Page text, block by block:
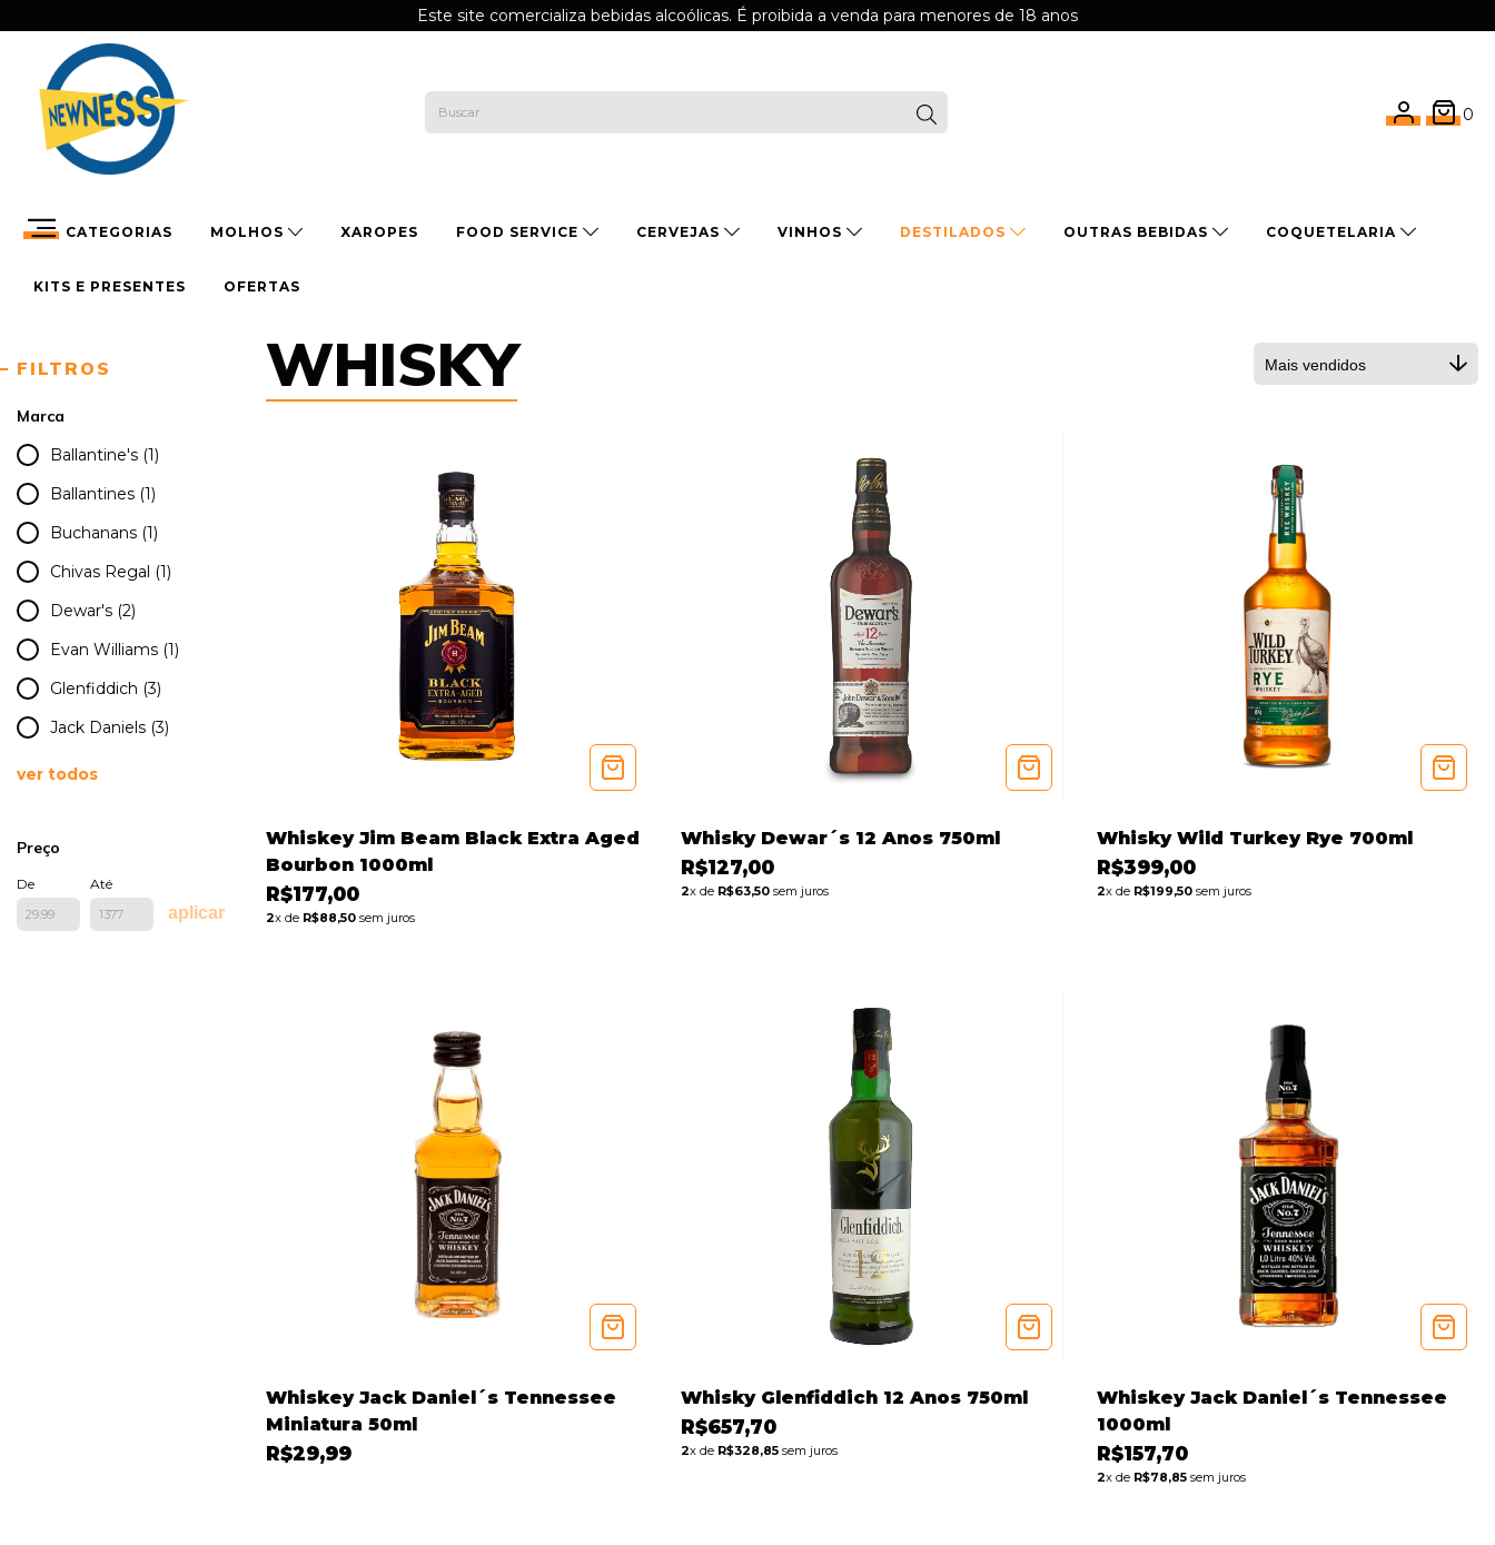
Este site comercializa bebidas alcoólicas. É proibida a venda para menores de 18 anos
0
CATEGORIAS MOLHOS XAROPES FOOD SERVICE CERVEJAS VINHOS DESTILADOS OUTRAS BEBIDAS COQUETELARIA
KITS E PRESENTES OFERTAS
FILTROS
Marca
Ballantine's (1)
Ballantines (1)
Buchanans (1)
Chivas Regal (1)
Dewar's (2)
Evan Williams (1)
Glenfiddich (3)
Jack Daniels (3)
ver todos
Preço
De Até
aplicar
WHISKY
Whiskey Jim Beam Black Extra Aged
Bourbon 1000ml
R$177,00
2x de R$88,50 sem juros
Whisky Dewar´s 12 Anos 750ml
R$127,00
2x de R$63,50 sem juros
Whisky Wild Turkey Rye 700ml
R$399,00
2x de R$199,50sem juros
Whiskey Jack Daniel´s Tennessee
Miniatura 50ml
R$29,99
Whisky Glenfiddich 12 Anos 750ml
R$657,70
2x de R$328,85 sem juros
Whiskey Jack Daniel´s Tennessee
1000ml
R$157,70
2x de R$78,85sem juros